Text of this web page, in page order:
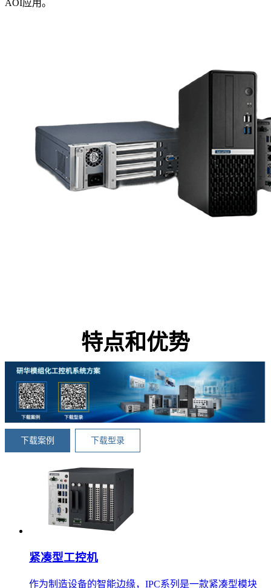
AOI应用。
特点和优势
下载案例 下载型录
紧凑型工控机
作为制造设备的智能边缘，IPC系列是一款紧凑型模块